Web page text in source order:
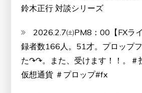
鈴木正行 対談シリーズ
2026.2.7㈯PM8：00【FXラ
録者数166人。51才。プロップ
た↷↷。また、受けます！！。＃
仮想通貨 ＃プロップ#fx